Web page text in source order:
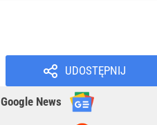
UDOSTĘPNIJ
Google News